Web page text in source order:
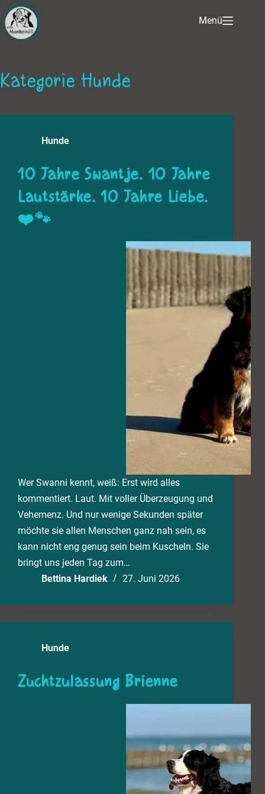
Menü
Kategorie Hunde
Hunde
10 Jahre Swantje. 10 Jahre
Lautstärke. 10 Jahre Liebe.
❤️🐾
Wer Swanni kennt, weiß: Erst wird alles
kommentiert. Laut. Mit voller Überzeugung und
Vehemenz. Und nur wenige Sekunden später
möchte sie allen Menschen ganz nah sein, es
kann nicht eng genug sein beim Kuscheln. Sie
bringt uns jeden Tag zum…
Bettina Hardiek
27. Juni 2026
Hunde
Zuchtzulassung Brienne